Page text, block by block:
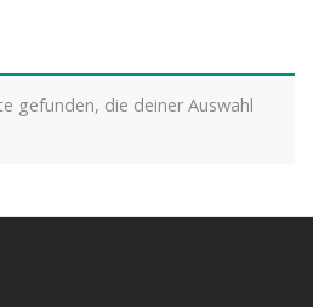
gefunden, die deiner Auswahl